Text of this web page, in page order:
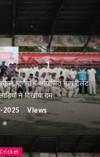
स्कूल, पूर्णिया में आयोजित भव्य टैलेंट
ने दिखाया दम
2025 Views
Cricket